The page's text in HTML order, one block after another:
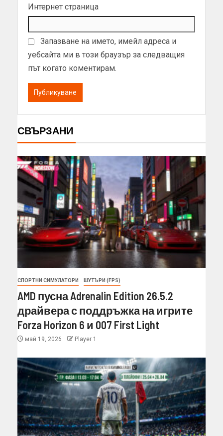
Интернет страница
Запазване на името, имейл адреса и
уебсайта ми в този браузър за следващия
път когато коментирам.
СВЪРЗАНИ
СПОРТНИ СИМУЛАТОРИ ШУТЪРИ (FPS)
AMD пусна Adrenalin Edition 26.5.2
драйвера с поддръжка на игрите
Forza Horizon 6 и 007 First Light
май 19, 2026 Player 1